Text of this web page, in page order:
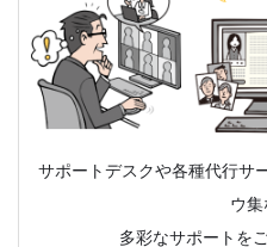
サポートデスクや各種代行サ
ウ集
多彩なサポートを